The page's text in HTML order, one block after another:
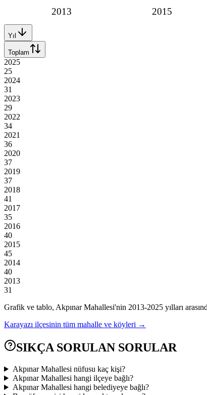
2013 2015
Yıl
Toplam
2025
25
2024
31
2023
29
2022
34
2021
36
2020
37
2019
37
2018
41
2017
35
2016
40
2015
45
2014
40
2013
31
Grafik ve tablo, AkpınarMahallesi'nin 2013-2025 yılları
Karayazı ilçesinin tüm mahalle ve köyleri →
SIKÇA SORULAN SORULAR
Akpınar Mahallesi nüfusu kaç kişi?
Akpınar Mahallesi hangi ilçeye bağlı?
Akpınar Mahallesi hangi belediyeye bağlı?